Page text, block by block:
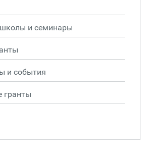
и семинары
и события
гранты